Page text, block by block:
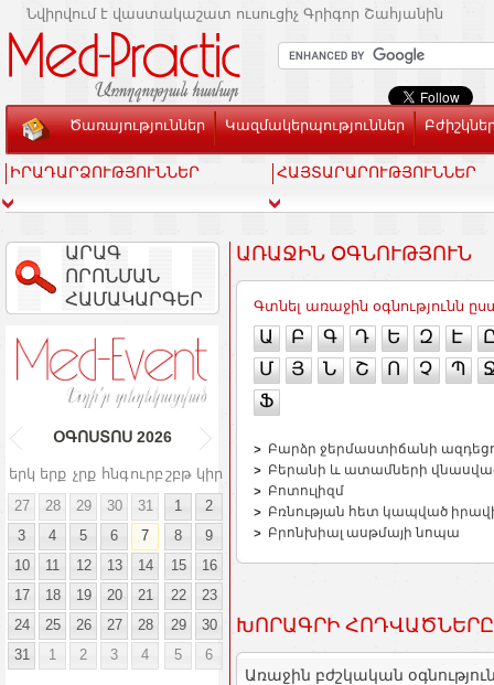
Նվիրվում է վաստակաշատ ուսուցիչ Գրիգոր Շահյանին
Ծառայություններ Կազմակերպություններ
ԻՐԱԴԱՐՁՈՒԹՅՈՒՆՆԵՐ ՀԱՅՏԱՐԱՐՈՒԹՅՈՒՆՆԵՐ
ԱՐԱԳ
ՈՐՈՆՄԱՆ
ՀԱՄԱԿԱՐԳԵՐ
ՕԳՈՍՏՈՍ 2026
երկ երք չրք հնգուրբ շբթ կիր
27
28 29 30 31 1
2
3
4 5 6 7 8
9
10
11 12 13 14 15
16
17
18 19 20 21 22
23
24
25 26 27 28 29
30
31
1 2 3 4 5 6
ԱՌԱՋԻՆ ՕԳՆՈՒԹՅՈՒՆ
Գտնել առաջին օգնությունն
Ա Բ Գ Դ Ե Զ Է
Մ
Յ Ն Շ Ո Չ Պ
Ֆ
Բարձր ջերմաստիճանի
Բերանի և ատամների
Բոտուլիզմ
Բռնության հետ կապված
Բրոնխիալ ասթմայի նոպա
ԽՈՐԱԳՐԻ ՀՈԴՎԱԾՆԵՐԸ
Առաջին բժշկական